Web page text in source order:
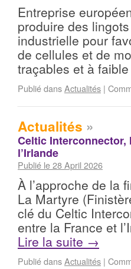
Entreprise
produire des
industrielle pour
de cellules et de
traçables et à
Publié dansActualités |
Actualités »
Celtic Interconnector,
l’Irlande
Publié le 28 April 2026
À l’approche de la
La Martyre
clé du Celtic
entre la France et
Lire la suite →
Publié dansActualités |